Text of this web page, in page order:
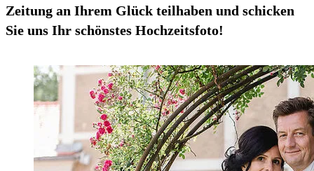
Zeitung an Ihrem Glück teilhaben und schicken
Sie uns Ihr schönstes Hochzeitsfoto!